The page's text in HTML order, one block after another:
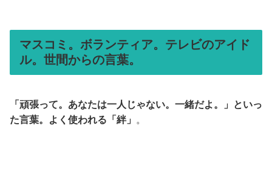
マスコミ。ボランティア。テレビのアイド
ル。世間からの言葉。
「頑張って。あなたは一人じゃない。一緒だよ。」といっ
た言葉。よく使われる「絆」
。